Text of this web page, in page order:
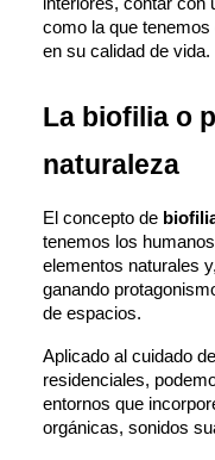
como la que
en su calidad de vida.
La biofilia o
naturaleza
El concepto de
tenemos los
elementos naturales
ganando
de espacios.
Aplicado al cuidado
residenciales,
entornos que
orgánicas, sonidos